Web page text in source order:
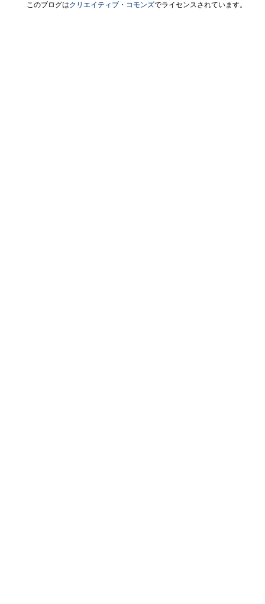
このブログはクリエイティブ・コモンズでライセンスされています。